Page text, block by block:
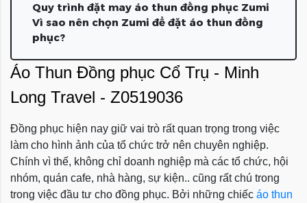
Quy trình đặt may áo thun đồng phục Zumi
Vì sao nên chọn Zumi để đặt áo thun đồng
phục?
Áo Thun Đồng phục Cổ Trụ - Minh
Long Travel - Z0519036
Đồng phục hiện nay giữ vai trò rất quan trọng trong việc
làm cho hình ảnh của tổ chức trở nên chuyên nghiệp.
Chính vì thế, không chỉ doanh nghiệp mà các tổ chức, hội
nhóm, quán cafe, nhà hàng, sự kiện.. cũng rất chú trong
trong việc đầu tư cho đồng phục. Bởi những chiếc áo thun